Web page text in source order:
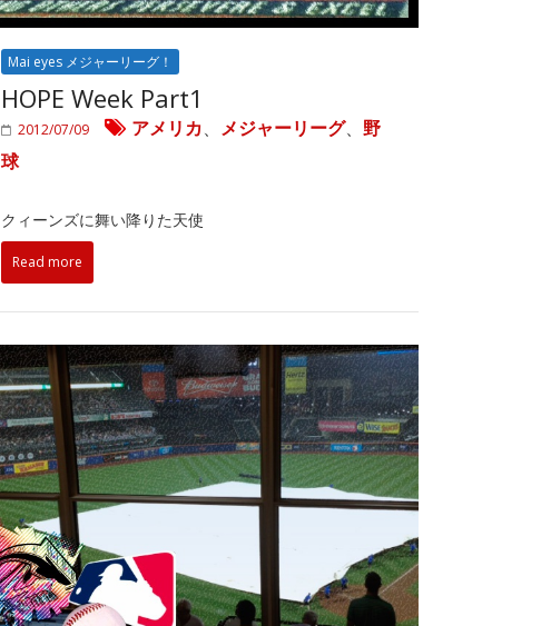
Mai eyes メジャーリーグ！
HOPE Week Part1
2012/07/09 アメリカ、 メジャーリーグ、野
球
クィーンズに舞い降りた天使
Read more